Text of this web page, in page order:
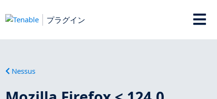
プラグイン
Nessus